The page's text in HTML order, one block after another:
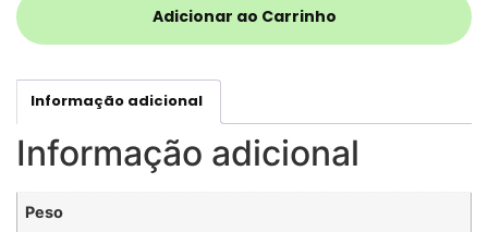
Adicionar ao Carrinho
Informação adicional
Informação adicional
Peso